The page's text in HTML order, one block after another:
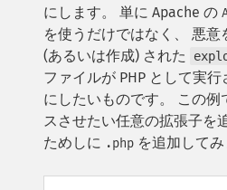
にします。 単に Apache の
を使うだけではなく、 悪意
(あるいは作成) された
ファイルが PHP として実
にしたいものです。 この例
スさせたい任意の拡張子を
ためしに .php を追加してみ